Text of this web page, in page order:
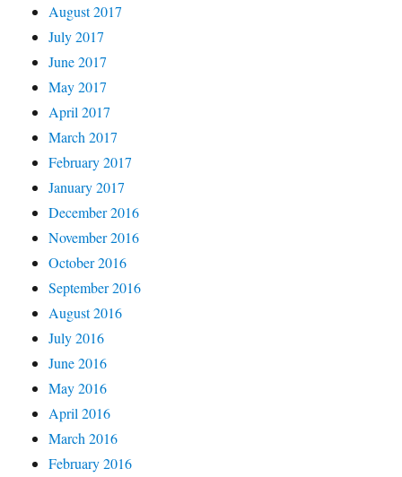
August 2017
July 2017
June 2017
May 2017
April 2017
March 2017
February 2017
January 2017
December 2016
November 2016
October 2016
September 2016
August 2016
July 2016
June 2016
May 2016
April 2016
March 2016
February 2016